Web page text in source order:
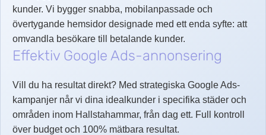
kunder. Vi bygger snabba, mobilanpassade och
övertygande hemsidor designade med ett enda syfte: att
omvandla besökare till betalande kunder.
Effektiv Google Ads-annonsering
Vill du ha resultat direkt? Med strategiska Google Ads-
kampanjer når vi dina idealkunder i specifika städer och
områden inom Hallstahammar, från dag ett. Full kontroll
över budget och 100% mätbara resultat.